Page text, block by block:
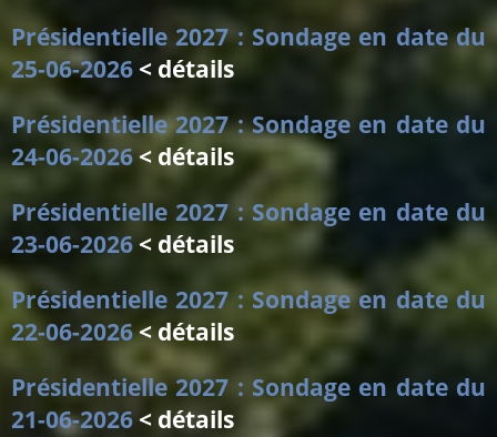
Présidentielle 2027 : Sondage en date du
25-06-2026< détails
Présidentielle 2027 : Sondage en date du
24-06-2026< détails
Présidentielle 2027 : Sondage en date du
23-06-2026< détails
Présidentielle 2027 : Sondage en date du
22-06-2026< détails
Présidentielle 2027 : Sondage en date du
21-06-2026< détails